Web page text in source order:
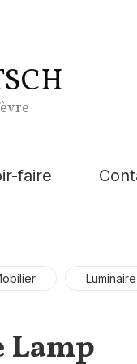
faire
Luminaire
Lamp